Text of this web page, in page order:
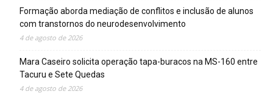
Formação aborda mediação de conflitos e inclusão de alunos
com transtornos do neurodesenvolvimento
4 de agosto de 2026
Mara Caseiro solicita operação tapa-buracos na MS-160 entre
Tacuru e Sete Quedas
4 de agosto de 2026